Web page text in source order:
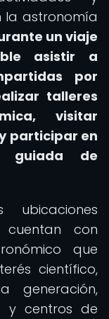
la astronomía
un viaje
asistir a
por
talleres
visitar
participar en
guiada de
cuentan con
que
científico,
generación,
y centros de